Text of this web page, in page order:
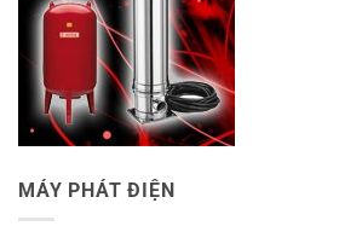
MÁY PHÁT ĐIỆN